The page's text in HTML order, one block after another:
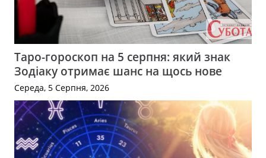
Таро-гороскоп на 5 серпня: який знак
Зодіаку отримає шанс на щось нове
Середа, 5 Серпня, 2026